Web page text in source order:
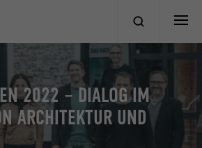
2022 – DIALOG IM
ARCHITEKTUR UND